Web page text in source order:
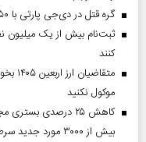
گره قتل در دی‌جی پارتی با ۵۰ قسم باز می‌شود
ثبت‌نام بیش از یک میلیون
کنند
موکول نکنید
کاهش ۲۵ درصدی
بیش از ۳۰۰۰ مورد جدید سرطان در خانواده بیماران